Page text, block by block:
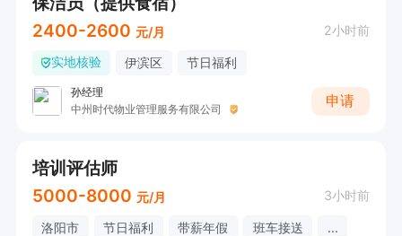
2400-2600 元/月 2小时前
实地核验 伊滨区 节日福利
孙经理
中州时代物业管理服务有限公司
申请
培训评估师
5000-8000 元/月 3小时前
洛阳市 节日福利 带薪年假 班车接送 ...